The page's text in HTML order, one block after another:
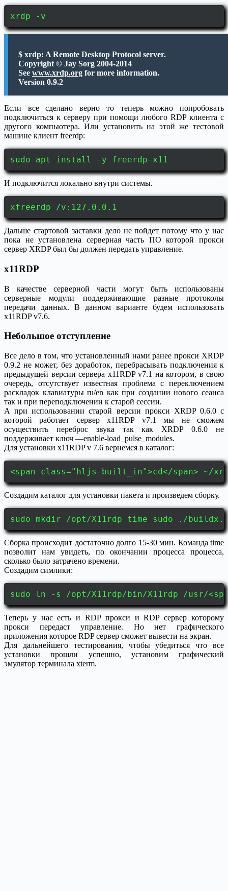
xrdp -v
$ xrdp: A Remote Desktop Protocol server.
Copyright © Jay Sorg 2004-2014
See www.xrdp.org for more information.
Version 0.9.2
Если все сделано верно то теперь можно попробовать
подключиться к серверу при помощи любого RDP клиента с
другого компьютера. Или установить на этой же тестовой
машине клиент freerdp:
sudo apt install -y freerdp-x11
И подключится локально внутри системы.
xfreerdp /v:127.0.0.1
Дальше стартовой заставки дело не пойдет потому что у нас
пока не установлена серверная часть ПО которой прокси
сервер XRDP был бы должен передать управление.
x11RDP
В качестве серверной части могут быть использованы
серверные модули поддерживающие разные протоколы
передачи данных. В данном варианте будем использовать
x11RDP v7.6.
Небольшое отступление
Все дело в том, что установленный нами ранее прокси XRDP
0.9.2 не может, без доработок, перебрасывать подключения к
предыдущей версии сервера x11RDP v7.1 на котором, в свою
очередь, отсутствует известная проблема с переключением
раскладок клавиатуры ru/en как при создании нового сеанса
так и при переподключении к старой сессии.
А при использовании старой версии прокси XRDP 0.6.0 с
которой работает сервер x11RDP v7.1 мы не сможем
осуществить переброс звука так как XRDP 0.6.0 не
поддерживает ключ —enable-load_pulse_modules.
Для установки x11RDP v 7.6 вернемся в каталог:
<span class="hljs-built_in">cd</span> ~/
Создадим каталог для установки пакета и произведем сборку.
sudo mkdir /opt/X11rdp time sudo ./
Сборка происходит достаточно долго 15-30 мин. Команда time
позволит нам увидеть, по окончании процесса процесса,
сколько было затрачено времени.
Создадим симлики:
sudo ln -s /opt/X11rdp/bin/X11rdp /usr/
Теперь у нас есть и RDP прокси и RDP сервер которому
прокси передаст управление. Но нет графического
приложения которое RDP сервер сможет вывести на экран.
Для дальнейшего тестирования, чтобы убедиться что все
установки прошли успешно, установим графический
эмулятор терминала xterm.